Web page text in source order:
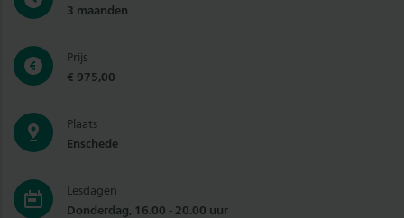
3 maanden
Prijs
€ 975,00
Plaats
Enschede
Lesdagen
Donderdag, 16.00 - 20.00 uur